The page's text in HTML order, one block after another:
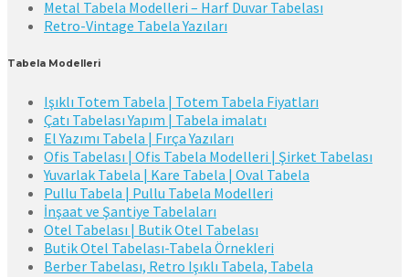
Metal Tabela Modelleri – Harf Duvar Tabelası
Retro-Vintage Tabela Yazıları
Tabela Modelleri
Işıklı Totem Tabela | Totem Tabela Fiyatları
Çatı Tabelası Yapım | Tabela imalatı
El Yazımı Tabela | Fırça Yazıları
Ofis Tabelası | Ofis Tabela Modelleri | Şirket Tabelası
Yuvarlak Tabela | Kare Tabela | Oval Tabela
Pullu Tabela | Pullu Tabela Modelleri
İnşaat ve Şantiye Tabelaları
Otel Tabelası | Butik Otel Tabelası
Butik Otel Tabelası-Tabela Örnekleri
Berber Tabelası, Retro Işıklı Tabela, Tabela